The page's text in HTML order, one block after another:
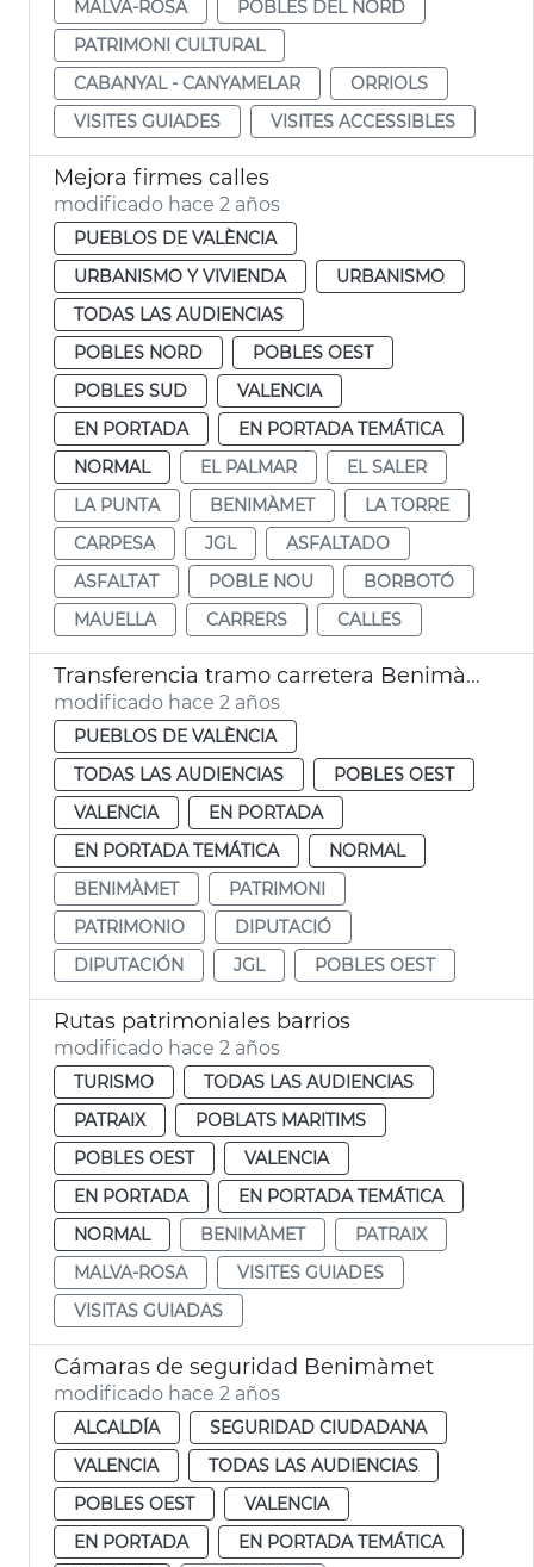
MALVA-ROSA
POBLES DEL NORD
PATRIMONI CULTURAL
CABANYAL - CANYAMELAR
ORRIOLS
VISITES GUIADES
VISITES ACCESSIBLES
Mejora firmes calles
modificado hace 2 años
PUEBLOS DE VALÈNCIA
URBANISMO Y VIVIENDA
URBANISMO
TODAS LAS AUDIENCIAS
POBLES NORD
POBLES OEST
POBLES SUD
VALENCIA
EN PORTADA
EN PORTADA TEMÁTICA
NORMAL
EL PALMAR
EL SALER
LA PUNTA
BENIMÀMET
LA TORRE
CARPESA
JGL
ASFALTADO
ASFALTAT
POBLE NOU
BORBOTÓ
MAUELLA
CARRERS CALLES
Transferencia tramo carretera Benimàmet
modificado hace 2 años
PUEBLOS DE VALÈNCIA
TODAS LAS AUDIENCIAS
POBLES OEST
VALENCIA
EN PORTADA
EN PORTADA TEMÁTICA
NORMAL
BENIMÀMET
PATRIMONI
PATRIMONIO
DIPUTACIÓ
DIPUTACIÓN
JGL POBLES OEST
Rutas patrimoniales barrios
modificado hace 2 años
TURISMO
TODAS LAS AUDIENCIAS
PATRAIX
POBLATS MARITIMS
POBLES OEST
VALENCIA
EN PORTADA
EN PORTADA TEMÁTICA
NORMAL
BENIMÀMET
PATRAIX
MALVA-ROSA
VISITES GUIADES
VISITAS GUIADAS
Cámaras de seguridad Benimàmet
modificado hace 2 años
ALCALDÍA
SEGURIDAD CIUDADANA
VALENCIA
TODAS LAS AUDIENCIAS
POBLES OEST
VALENCIA
EN PORTADA
EN PORTADA TEMÁTICA